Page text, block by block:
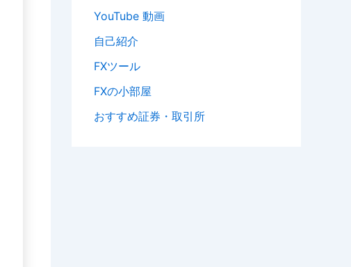
YouTube 動画
自己紹介
FXツール
FXの小部屋
おすすめ証券・取引所